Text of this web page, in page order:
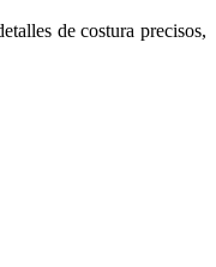
de costura precisos,